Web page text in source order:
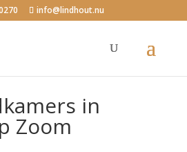
info@lindhout.nu
in
Zoom